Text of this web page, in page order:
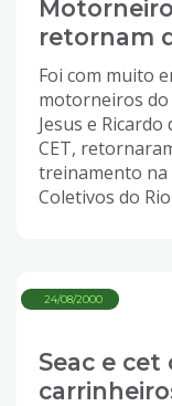
retornam
Foi com muito
motorneiros do
Jesus e
CET,
treinamento na
Coletivos do Rio
24/08/2000
Seac e cet